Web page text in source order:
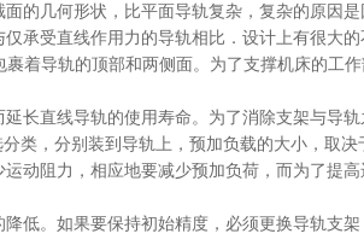
的几何形状，比平面导轨复杂，复杂的原因
承受直线作用力的导轨相比．设计上有很大的
着导轨的顶部和两侧面。为了支撑机床的工
直线导轨的使用寿命。为了消除支架与导
类，分别装到导轨上，预加负载的大小，取
动阻力，相应地要减少预加负荷，而为了提
低。如果要保持初始精度，必须更换导轨支